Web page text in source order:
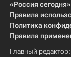
«Россия сегодня»
Правила
Политика
Правила
Главный редактор: